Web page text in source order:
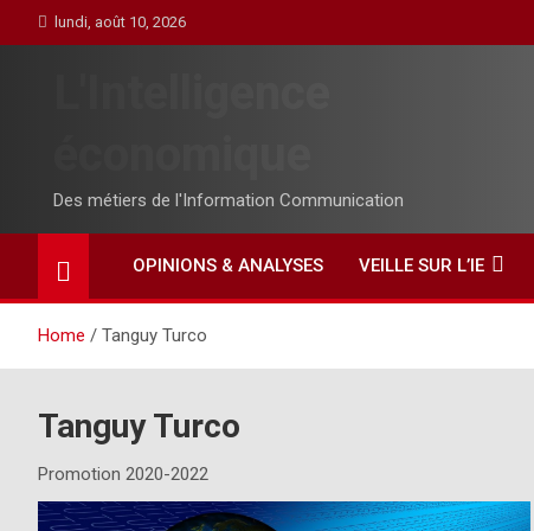
to
lundi, août 10, 2026
Des métiers de l'Information Communication
OPINIONS & ANALYSES VEILLE SUR L’IE
Home Tanguy Turco
Tanguy Turco
Promotion 2020-2022